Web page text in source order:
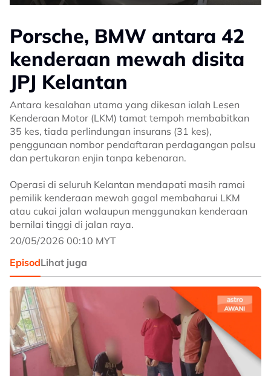
Porsche, BMW antara 42
kenderaan mewah disita
JPJ Kelantan
Antara kesalahan utama yang dikesan ialah Lesen
Kenderaan Motor (LKM) tamat tempoh membabitkan
35 kes, tiada perlindungan insurans (31 kes),
penggunaan nombor pendaftaran perdagangan palsu
dan pertukaran enjin tanpa kebenaran.
Operasi di seluruh Kelantan mendapati masih ramai
pemilik kenderaan mewah gagal membaharui LKM
atau cukai jalan walaupun menggunakan kenderaan
bernilai tinggi di jalan raya.
20/05/2026 00:10 MYT
EpisodLihat juga